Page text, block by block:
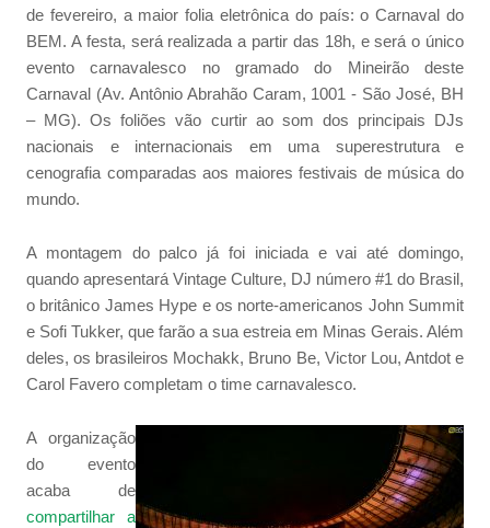
de fevereiro, a maior folia eletrônica do país: o Carnaval do
BEM. A festa, será realizada a partir das 18h, e será o único
evento carnavalesco no gramado do Mineirão deste
Carnaval (Av. Antônio Abrahão Caram, 1001 - São José, BH
– MG). Os foliões vão curtir ao som dos principais DJs
nacionais e internacionais em uma superestrutura e
cenografia comparadas aos maiores festivais de música do
mundo.
A montagem do palco já foi iniciada e vai até domingo,
quando apresentará Vintage Culture, DJ número #1 do Brasil,
o britânico James Hype e os norte-americanos John Summit
e Sofi Tukker, que farão a sua estreia em Minas Gerais. Além
deles, os brasileiros Mochakk, Bruno Be, Victor Lou, Antdot e
Carol Favero completam o time carnavalesco.
A organização
do evento
acaba de
compartilhar a